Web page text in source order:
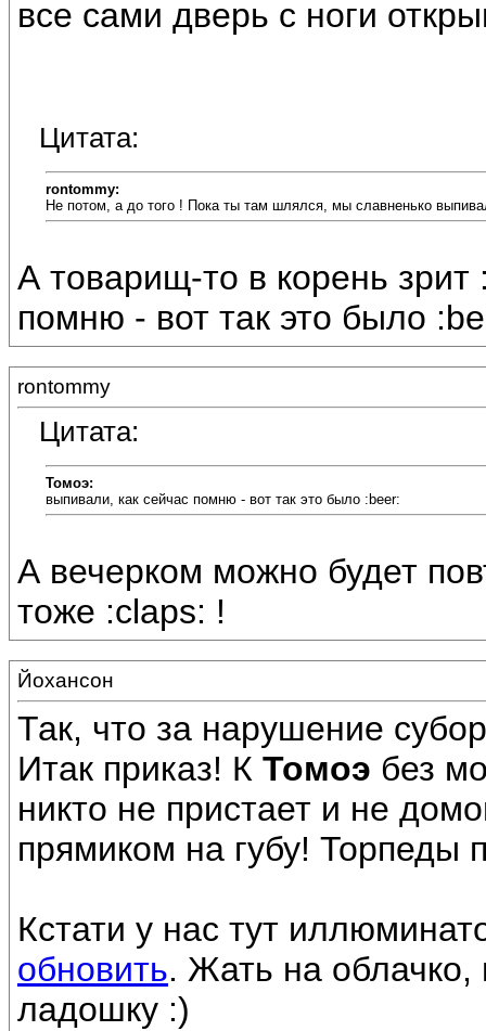
все сами дверь с ноги
Цитата:
rontommy:
Не потом, а до того ! Пока ты там шлялся, мы славненько
А товарищ-то в корень
помню - вот так это было
rontommy
Цитата:
Томоэ:
выпивали, как сейчас помню - вот так это было :beer:
А вечерком можно будет
тоже :claps: !
Йохансон
Так, что за нарушение
Итак приказ! К Томоэ без
никто не пристает и не
прямиком на губу! Торпеды
Кстати у нас тут
обновить. Жать на
ладошку :)